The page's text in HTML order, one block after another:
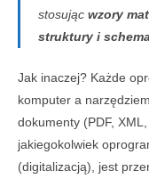
stosując wzory
struktury i
Jak inaczej? Każde
komputer a
dokumenty (PDF,
jakiegokolwiek
(digitalizacją), jest